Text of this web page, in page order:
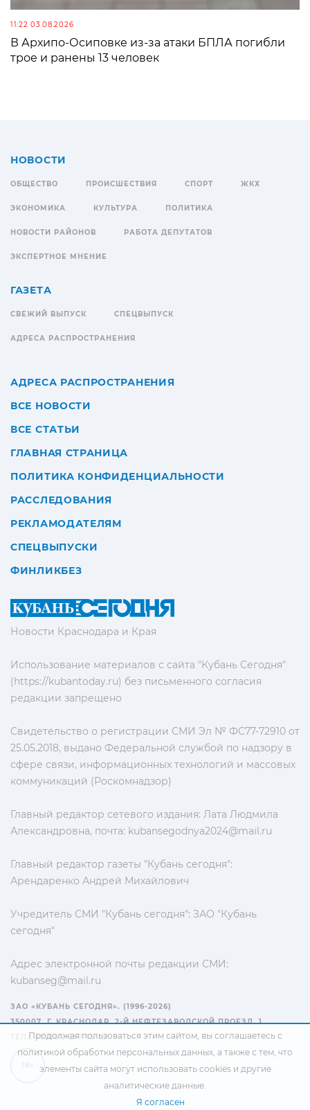
11:22 03.08.2026
В Архипо-Осиповке из-за атаки БПЛА погибли
трое и ранены 13 человек
Новости Краснодара и Края
Использование материалов с сайта "Кубань Сегодня"
(https://kubantoday.ru) без письменного согласия
редакции запрещено
Свидетельство о регистрации СМИ Эл № ФС77-72910 от
25.05.2018, выдано Федеральной службой по надзору в
сфере связи, информационных технологий и массовых
коммуникаций (Роскомнадзор)
Главный редактор сетевого издания: Лата Людмила
Александровна, почта: kubansegodnya2024@mail.ru
Главный редактор газеты "Кубань сегодня":
Арендаренко Андрей Михайлович
Учредитель СМИ "Кубань сегодня": ЗАО "Кубань
сегодня"
Адрес электронной почты редакции СМИ:
kubanseg@mail.ru
НОВОСТИ
ОБЩЕСТВО ПРОИСШЕСТВИЯ СПОРТ ЖКХ
ЭКОНОМИКА КУЛЬТУРА ПОЛИТИКА
НОВОСТИ РАЙОНОВ РАБОТА ДЕПУТАТОВ
ЭКСПЕРТНОЕ МНЕНИЕ
ГАЗЕТА
СВЕЖИЙ ВЫПУСК СПЕЦВЫПУСК
АДРЕСА РАСПРОСТРАНЕНИЯ
АДРЕСА РАСПРОСТРАНЕНИЯ
ВСЕ НОВОСТИ
ВСЕ СТАТЬИ
ГЛАВНАЯ СТРАНИЦА
ПОЛИТИКА КОНФИДЕНЦИАЛЬНОСТИ
РАССЛЕДОВАНИЯ
РЕКЛАМОДАТЕЛЯМ
СПЕЦВЫПУСКИ
ФИНЛИКБЕЗ
ЗАО «КУБАНЬ СЕГОДНЯ». (1996-2026)
350007, Г. КРАСНОДАР, 2-Й НЕФТЕЗАВОДСКОЙ ПРОЕЗД, 1
ТЕЛ.: +7(861) 267-15-15
Продолжая пользоваться этим сайтом, вы соглашаетесь с
политикой обработки персональных данных, а также с тем, что
элементы сайта могут использовать cookies и другие
аналитические данные.
Я согласен